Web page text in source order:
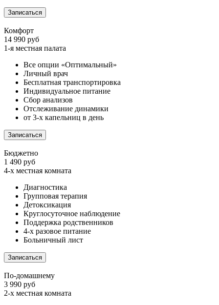
Записаться
Комфорт
14 990 руб
1-я местная палата
Все опции «Оптимальный»
Личный врач
Бесплатная транспортировка
Индивидуальное питание
Сбор анализов
Отслеживание динамики
от 3-х капельниц в день
Записаться
Бюджетно
1 490 руб
4-х местная комната
Диагностика
Групповая терапия
Детоксикация
Круглосуточное наблюдение
Поддержка родственников
4-х разовое питание
Больничный лист
Записаться
По-домашнему
3 990 руб
2-х местная комната